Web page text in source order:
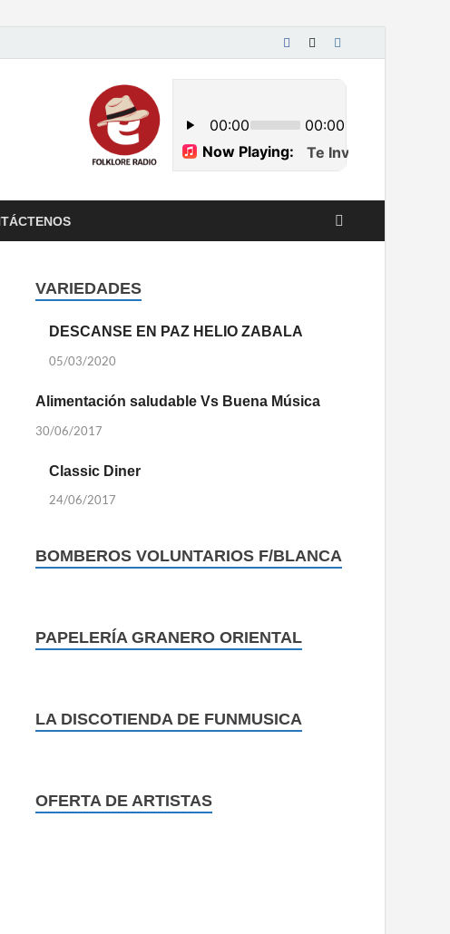
VARIEDADES
DESCANSE EN PAZ HELIO ZABALA
05/03/2020
Alimentación saludable Vs Buena Música
30/06/2017
Classic Diner
24/06/2017
BOMBEROS VOLUNTARIOS F/BLANCA
PAPELERÍA GRANERO ORIENTAL
LA DISCOTIENDA DE FUNMUSICA
OFERTA DE ARTISTAS